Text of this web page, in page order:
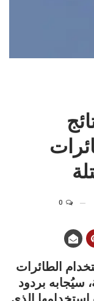
إن استخدام الطائرات
سيُجابه بردود